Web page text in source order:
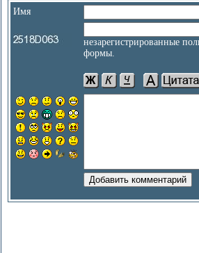
Имя
незарегистрированные
формы.